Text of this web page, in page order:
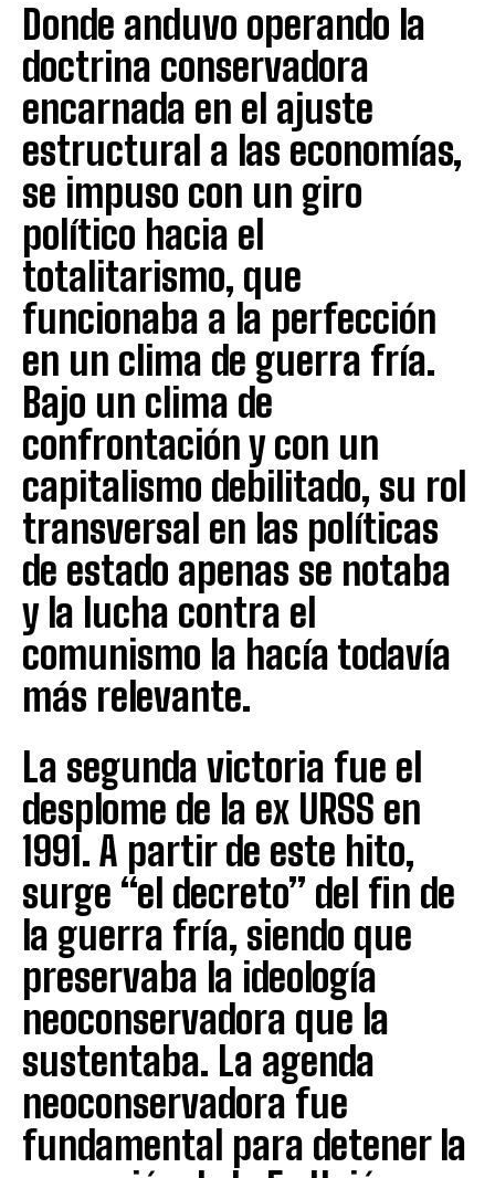
Donde anduvo operando la
doctrina conservadora
encarnada en el ajuste
estructural a las economías,
se impuso con un giro
político hacia el
totalitarismo, que
funcionaba a la perfección
en un clima de guerra fría.
Bajo un clima de
confrontación y con un
capitalismo debilitado, su rol
transversal en las políticas
de estado apenas se notaba
y la lucha contra el
comunismo la hacía todavía
más relevante.
La segunda victoria fue el
desplome de la ex URSS en
1991. A partir de este hito,
surge “el decreto” del fin de
la guerra fría, siendo que
preservaba la ideología
neoconservadora que la
sustentaba. La agenda
neoconservadora fue
fundamental para detener la